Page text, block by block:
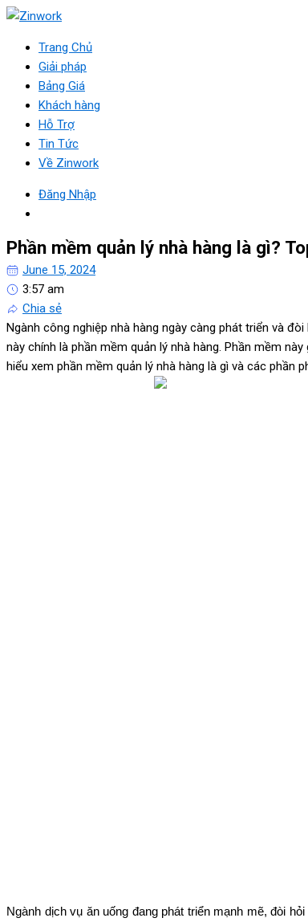
Trang Chủ
Giải pháp
Bảng Giá
Khách hàng
Hỗ Trợ
Tin Tức
Về Zinwork
Đăng Nhập
Phần mềm quản lý nhà hàng là gì?
June 15, 2024
3:57 am
Chia sẻ
Ngành công nghiệp nhà hàng ngày càng phát triển và
này chính là phần mềm quản lý nhà hàng. Phần mềm
hiểu xem phần mềm quản lý nhà hàng là gì và các phần
Ngành dịch vụ ăn uống đang phát triển mạnh mẽ, đòi